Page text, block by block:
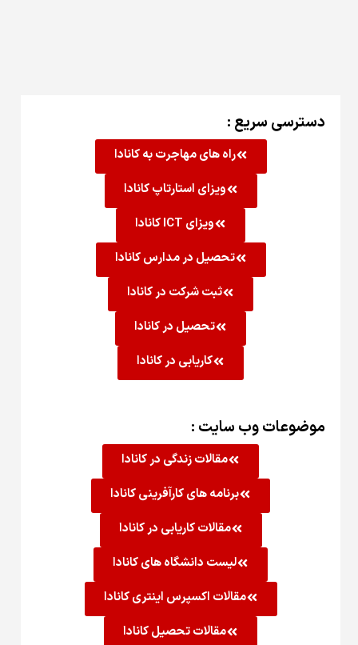
دسترسی سریع :
راه های مهاجرت به کانادا
ویزای استارتاپ کانادا
ویزای ICT کانادا
تحصیل در مدارس کانادا
ثبت شرکت در کانادا
تحصیل در کانادا
کاریابی در کانادا
موضوعات وب سایت :
مقالات زندگی در کانادا
برنامه های کارآفرینی کانادا
مقالات کاریابی در کانادا
لیست دانشگاه های کانادا
مقالات اکسپرس اینتری کانادا
مقالات تحصیل کانادا